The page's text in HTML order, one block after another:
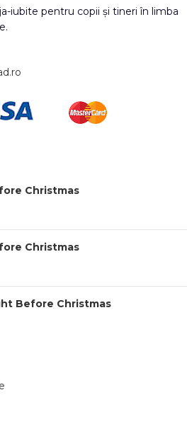
iubite pentru copii și tineri în limba
Christmas
Christmas
Before Christmas